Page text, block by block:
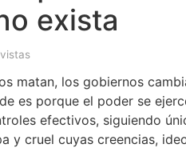
exista
matan, los gobiernos
es porque el poder se
efectivos, siguiendo
y cruel cuyas creencias,